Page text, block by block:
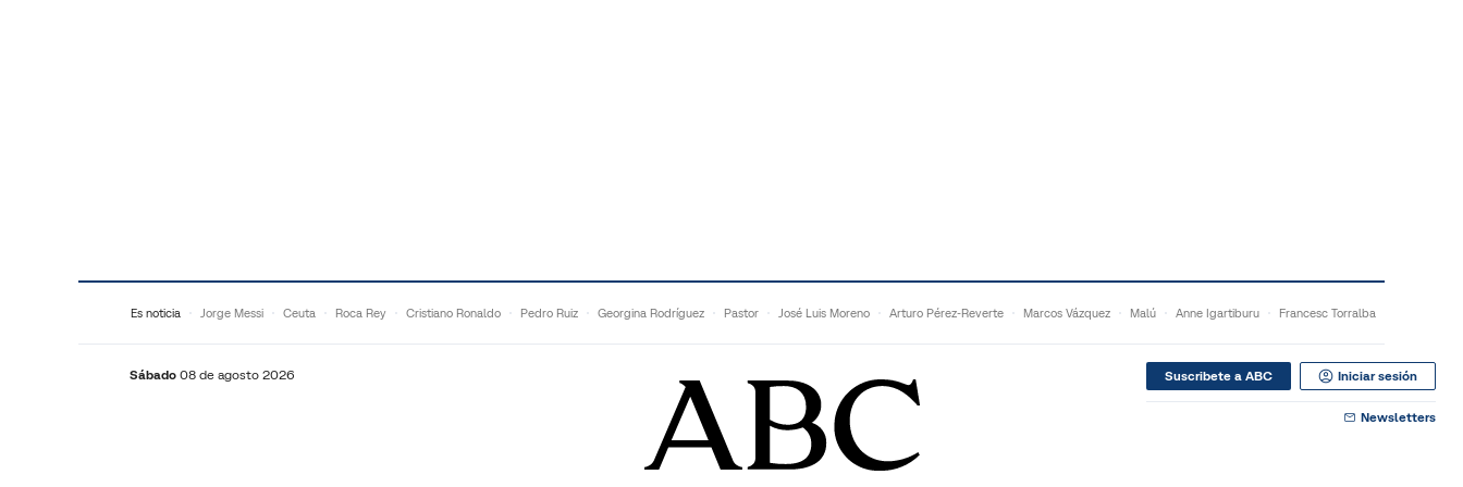
Es noticia Jorge Messi Ceuta Roca Rey Cristiano Ronaldo Pedro Ruiz Georgina Rodríguez Pastor José Luis Moreno Arturo Pérez-Reverte Marcos Vázquez Malú Anne Igartiburu Francesc Torralba
Sábado 08 de agosto 2026 Suscribete a ABC Iniciar sesión
Newsletters